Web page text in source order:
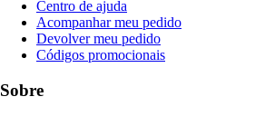
Centro de ajuda
Acompanhar meu pedido
Devolver meu pedido
Códigos promocionais
Sobre